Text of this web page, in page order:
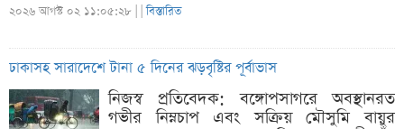
২০২৬ আগস্ট ০২ ১১:০৫:২৮ | |বিস্তারিত
ঢাকাসহ সারাদেশে টানা ৫ দিনের ঝড়বৃষ্টির পূর্বাভাস
নিজস্ব প্রতিবেদক: বঙ্গোপসাগরে অবস্থানরত
গভীর নিম্নচাপ এবং সক্রিয় মৌসুমি বায়ুর